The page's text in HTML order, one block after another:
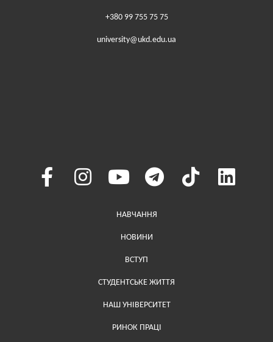
+380 99 755 75 75
university@ukd.edu.ua
Меню у хедері
НАВЧАННЯ
НОВИНИ
ВСТУП
СТУДЕНТСЬКЕ ЖИТТЯ
НАШ УНІВЕРСИТЕТ
РИНОК ПРАЦІ